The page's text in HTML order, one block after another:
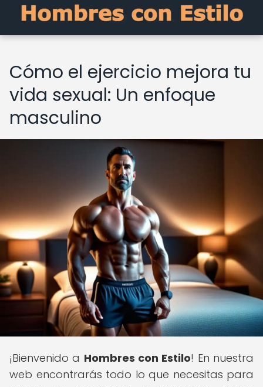
Cómo el ejercicio mejora tu
vida sexual: Un enfoque
masculino
¡Bienvenido a Hombres con Estilo! En nuestra
web encontrarás todo lo que necesitas para